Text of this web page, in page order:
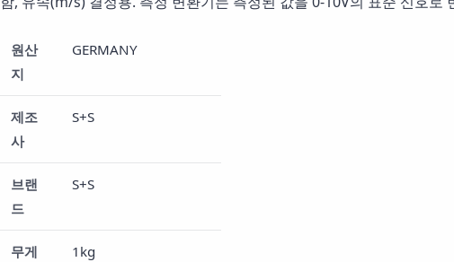
원산
지
GERMANY
제조
사
S+S
브랜
드
S+S
무게 1kg